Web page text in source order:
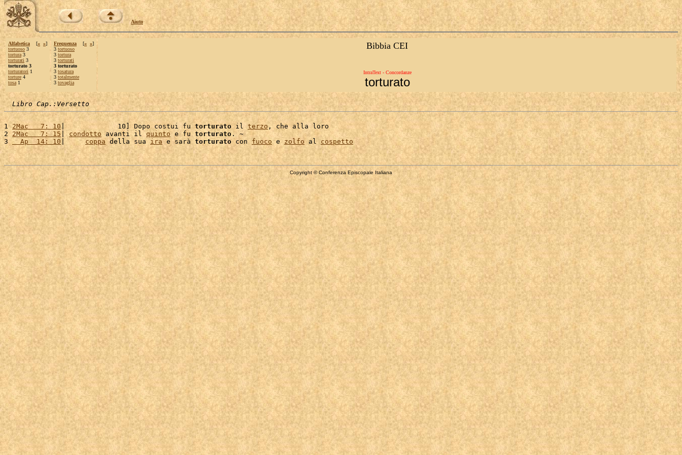
Aiuto
Alfabetica [« »]
tortuoso 3
tortura 3
torturati 3
torturato 3
torturatori 1
torture 4
tosa 1
Frequenza [« »]
3 tortuoso
3 tortura
3 torturati
3 torturato
3 tosatura
3 totalmente
3 tovaglia
Bibbia CEI
IntraText - Concordanze
torturato
Libro Cap.:Versetto
1 2Mac   7: 10|             10] Dopo costui fu torturato il terzo , che alla loro
2 2Mac   7: 15 condotto avanti il quinto e fu torturato . ~
3
  Ap  14: 10
| coppa della sua ira e sarà torturato con fuoco e zolfo al cospetto
Copyright © Conferenza Episcopale Italiana